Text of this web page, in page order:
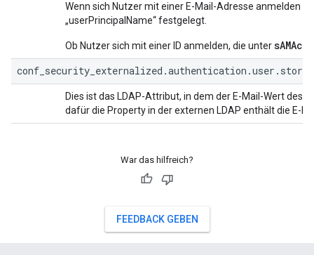
Wenn sich Nutzer mit einer E-Mail-Adresse anmelden
„userPrincipalName“ festgelegt.
Ob Nutzer sich mit einer ID anmelden, die unter
Dies ist das LDAP-Attribut, in dem der E-Mail-Wert des
dafür die Property in der externen LDAP enthält die E-
War das hilfreich?
FEEDBACK GEBEN